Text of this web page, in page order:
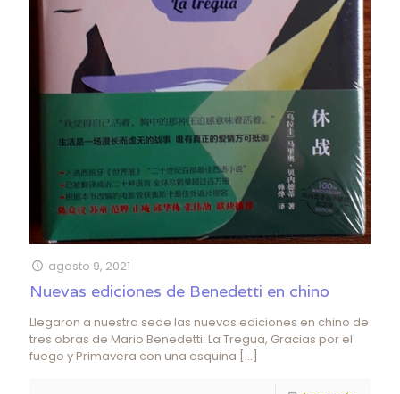
agosto 9, 2021
Nuevas ediciones de Benedetti en chino
Llegaron a nuestra sede las nuevas ediciones en chino de
tres obras de Mario Benedetti: La Tregua, Gracias por el
fuego y Primavera con una esquina […]